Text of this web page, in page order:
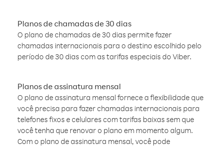
Planos de chamadas de 30 dias
O plano de chamadas de 30 dias permite fazer
chamadas internacionais para o destino escolhido pelo
período de 30 dias com as tarifas especiais do Viber.
Planos de assinatura mensal
O plano de assinatura mensal fornece a flexibilidade que
você precisa para fazer chamadas internacionais para
telefones fixos e celulares com tarifas baixas sem que
você tenha que renovar o plano em momento algum.
Com o plano de assinatura mensal, você pode